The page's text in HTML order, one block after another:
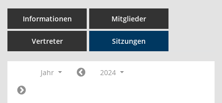
Informationen Mitglieder
Vertreter Sitzungen
Jahr 2024